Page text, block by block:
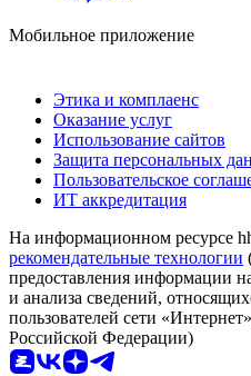
Мобильное приложение
Этика и комплаенс
Оказание услуг
Использование сайтов
Защита персональных
Пользовательское
ИТ аккредитация
На информационном ресурсе
рекомендательные технологии
предоставления информации
и анализа сведений,
пользователей сети
Российской Федерации)